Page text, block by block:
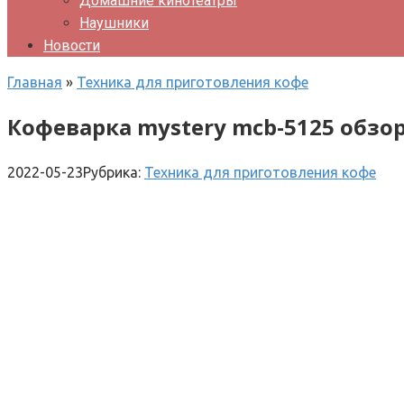
Наушники
Новости
Главная » Техника для приготовления кофе
Кофеварка mystery mcb-5125
2022-05-23Рубрика: Техника для приготовления кофе